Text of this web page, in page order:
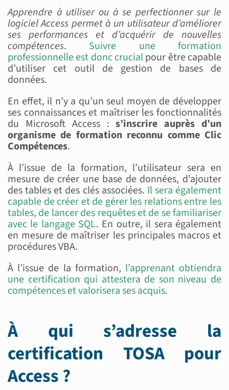
Apprendre à utiliser ou à se perfectionner sur le
logiciel Access permet à un utilisateur d’améliorer
ses performances et d’acquérir de nouvelles
compétences. Suivre une formation
professionnelle est donc crucialpour être capable
d’utiliser cet outil de gestion de bases de
données.
En effet, il n’y a qu’un seul moyen de développer
ses connaissances et maîtriser les fonctionnalités
du Microsoft Access :s’inscrire auprès d’un
organisme de formation reconnu comme Clic
Compétences.
À l’issue de la formation, l’utilisateur sera en
mesure de créer une base de données, d’ajouter
des tables et des clés associées. Il sera également
capable de créer et de gérer les relations entre les
tables, de lancer des requêtes et de se familiariser
avec le langage SQL. En outre, il sera également
en mesure de maîtriser les principales macros et
procédures VBA.
À l’issue de la formation, l’apprenant obtiendra
une certification qui attestera de son niveau de
compétences et valorisera ses acquis.
À qui s’adresse la
certification TOSA pour
Access ?